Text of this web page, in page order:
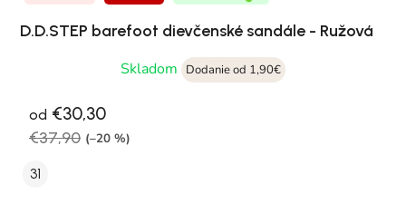
D.D.STEP barefoot dievčenské sandále - Ružová
Skladom
Dodanie od 1,90€
od €30,30
€37,90 (–20 %)
31